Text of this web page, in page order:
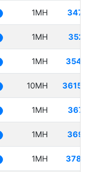
1MH
1MH
1MH
10MH
1MH
1MH
1MH